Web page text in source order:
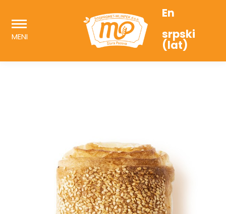
MENI
En
srpski
(lat)